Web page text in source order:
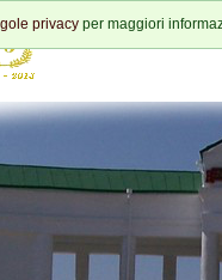
privacy per maggiori